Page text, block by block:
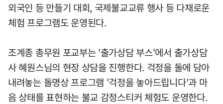
외국인 등 만들기 대회, 국제불교교류 행사 등 다채로운
체험 프로그램도 운영된다.
조계종 총무원 포교부는 '출가상담 부스'에서 출가상담
사 혜원스님의 현장 상담을 진행한다. 걱정을 돌에 담아
내려놓는 돌명상 프로그램 '걱정을 놓아드립니다'과 마
음 상태를 표현하는 불교 감정스티커 체험도 운영한다.